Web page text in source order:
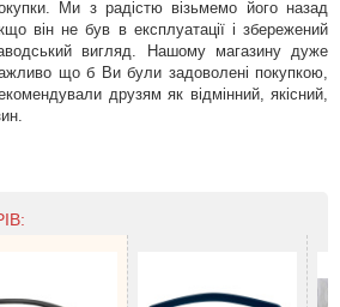
Ми з радістю візьмемо його назад
він не був в експлуатації і збережений
вигляд. Нашому магазину дуже
що б Ви були задоволені покупкою,
друзям як відмінний, якісний,